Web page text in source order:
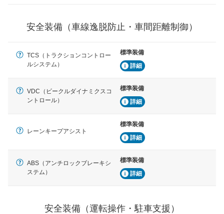
駐車をスムーズに行うためにインテリジェンスパーキン
衝撃軽減
万が一車体が衝撃を受けたときに、運転者・同乗者を守
ルトなどが装備されています。
安全装備（車線逸脱防止・車間距離制御）
TCS（トラクションコントロー
ルシステム）
標準装備
詳細
VDC（ビークルダイナミクスコ
ントロール）
標準装備
詳細
レーンキープアシスト
標準装備
詳細
ABS（アンチロックブレーキシ
ステム）
標準装備
詳細
安全装備（運転操作・駐車支援）